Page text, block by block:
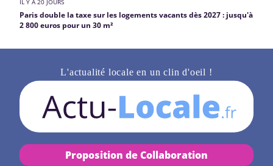
IL Y A 20 JOURS
Paris double la taxe sur les logements vacants dès 2027 : jusqu'à
2 800 euros pour un 30 m²
L'actualité locale en un clin d'oeil !
Proposition de Collaboration